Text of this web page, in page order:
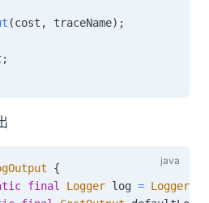
(cost , traceName) ;
;
{
final Logger log =